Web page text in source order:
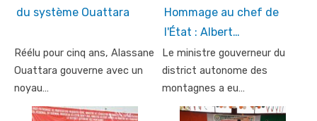
du système Ouattara
Réélu pour cinq ans, Alassane
Ouattara gouverne avec un
noyau…
Hommage au chef de
l'État : Albert…
Le ministre gouverneur du
district autonome des
montagnes a eu…